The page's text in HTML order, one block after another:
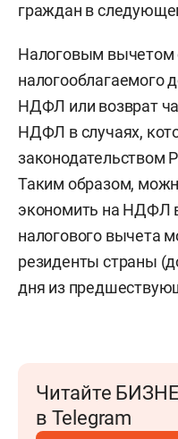
граждан в
Налоговым вычетом
налогооблагаемого
НДФЛ или возврат
НДФЛ в случаях,
законодательством
Таким образом,
экономить на НДФЛ
налогового вычета
резиденты страны
дня из
Читайте
в Telegram